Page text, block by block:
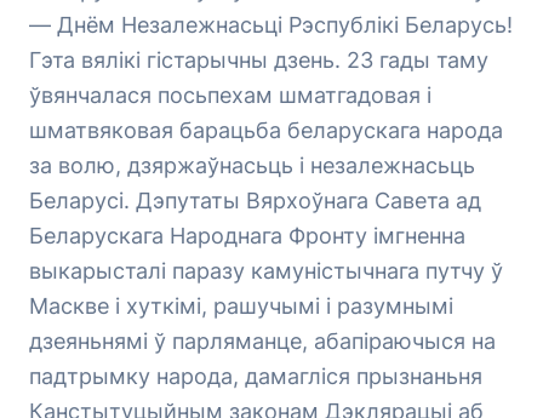
— Днём Незалежнасьці Рэспублікі Беларусь!
Гэта вялікі гістарычны дзень. 23 гады таму
ўвянчалася посьпехам шматгадовая і
шматвяковая барацьба беларускага народа
за волю, дзяржаўнасьць і незалежнасьць
Беларусі. Дэпутаты Вярхоўнага Савета ад
Беларускага Народнага Фронту імгненна
выкарысталі паразу камуністычнага путчу ў
Маскве і хуткімі, рашучымі і разумнымі
дзеяньнямі ў парляманце, абапіраючыся на
падтрымку народа, дамагліся прызнаньня
Канстытуцыйным законам Дэклярацыі аб